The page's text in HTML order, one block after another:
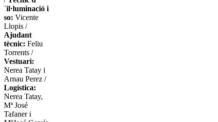
´il·luminació i
so: Vicente
Llopis /
Ajudant
tècnic: Feliu
Torrents /
Vestuari:
Nerea Tatay i
Arnau Perez /
Logística:
Nerea Tatay,
Mª José
Tafaner i